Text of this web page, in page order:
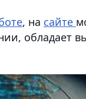
, на сайте
обладает